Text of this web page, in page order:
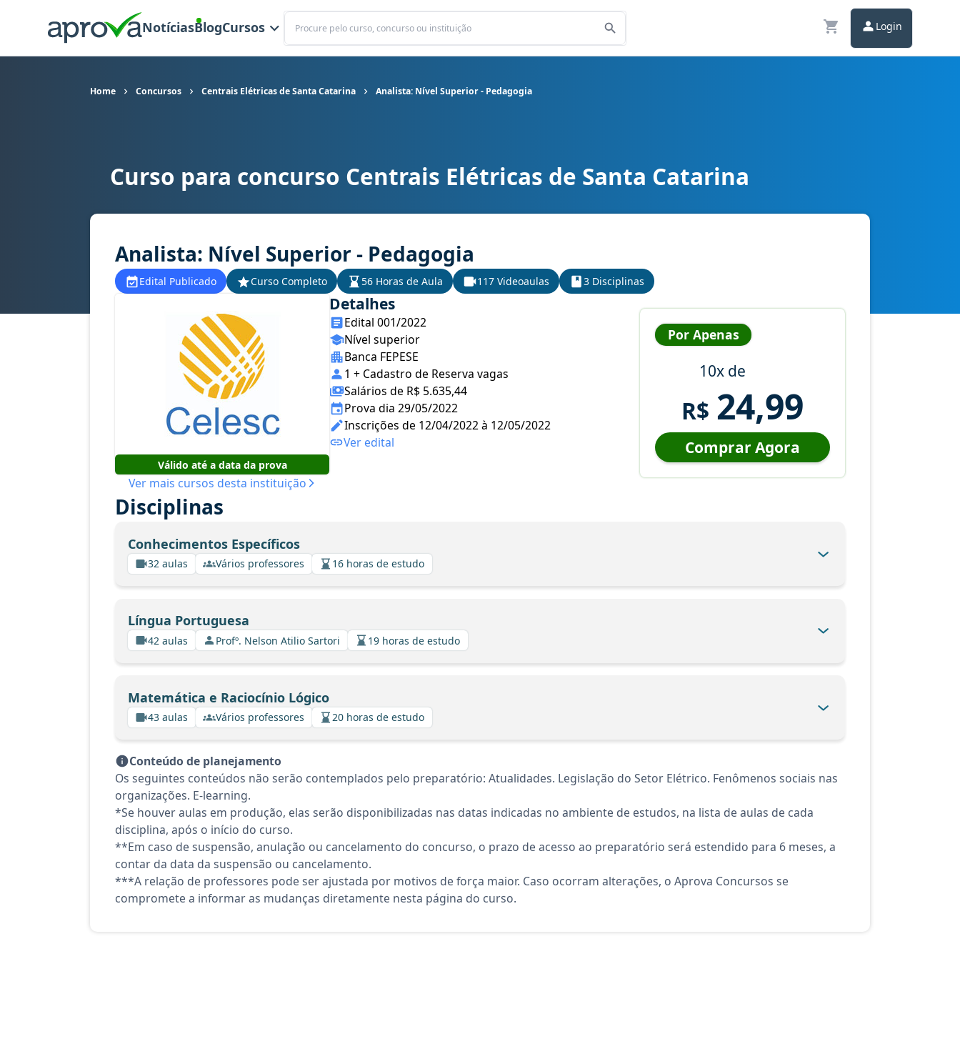
NotíciasBlogCursos
Buscar
Login
Home Concursos Centrais Elétricas de Santa Catarina Analista: Nível Superior - Pedagogia
Curso para concurso Celesc - Centrais Elétricas de Santa Catarina cargo Analista: Nível Superior - Pedagogia
Curso para concurso Centrais Elétricas de Santa Catarina
Analista: Nível Superior - Pedagogia
Edital Publicado Curso Completo 56 Horas de Aula 117 Videoaulas 3 Disciplinas
Válido até a data da prova
Ver mais cursos desta instituição
Detalhes
Edital 001/2022
Nível superior
Banca FEPESE
1 + Cadastro de Reserva vagas
Salários de R$ 5.635,44
Prova dia 29/05/2022
Inscrições de 12/04/2022 à 12/05/2022
Ver edital
Por Apenas
10x de
R$ 24,99
Comprar Agora
Disciplinas
Conhecimentos Específicos
32 aulas Vários professores 16 horas de estudo
Língua Portuguesa
42 aulas Profº. Nelson Atilio Sartori 19 horas de estudo
Matemática e Raciocínio Lógico
43 aulas Vários professores 20 horas de estudo
Conteúdo de planejamento
Os seguintes conteúdos não serão contemplados pelo preparatório: Atualidades. Legislação do Setor Elétrico. Fenômenos sociais nas
organizações. E-learning.
*Se houver aulas em produção, elas serão disponibilizadas nas datas indicadas no ambiente de estudos, na lista de aulas de cada
disciplina, após o início do curso.
**Em caso de suspensão, anulação ou cancelamento do concurso, o prazo de acesso ao preparatório será estendido para 6 meses, a
contar da data da suspensão ou cancelamento.
***A relação de professores pode ser ajustada por motivos de força maior. Caso ocorram alterações, o Aprova Concursos se
compromete a informar as mudanças diretamente nesta página do curso.